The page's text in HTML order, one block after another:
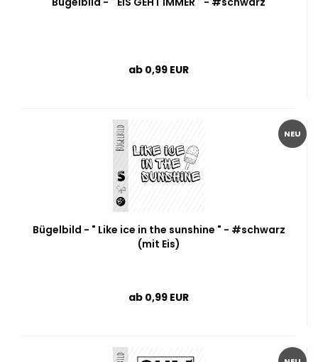
ab 0,99 EUR
NEU
Bügelbild - " Like ice in the sunshine " - #schwarz
(mit Eis)
ab 0,99 EUR